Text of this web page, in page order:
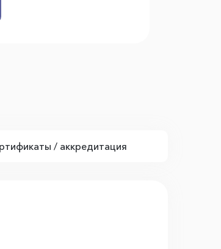
/ аккредитация